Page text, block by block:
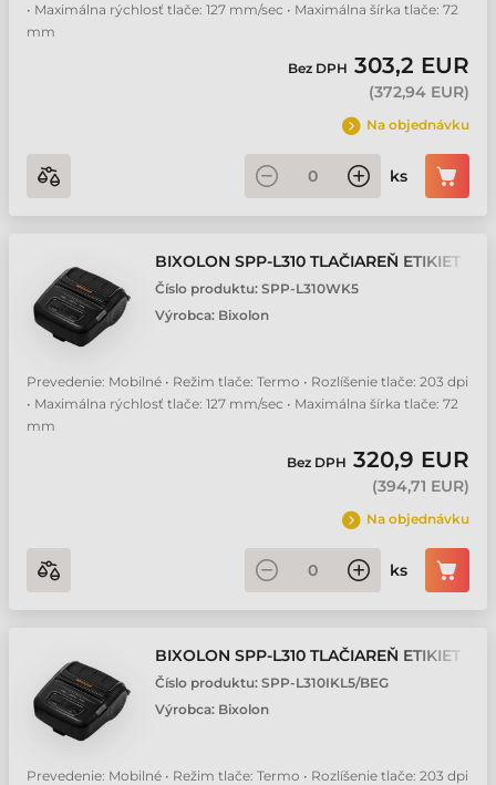
• Maximálna rýchlosť tlače: 127 mm/sec • Maximálna šírka tlače: 72
mm
Bez DPH 303,2 EUR
(372,94 EUR)
Na objednávku
ks
BIXOLON SPP-L310 TLAČIAREŇ ETIKIET
Číslo produktu: SPP-L310WK5
Výrobca: Bixolon
Prevedenie: Mobilné • Režim tlače: Termo • Rozlíšenie tlače: 203 dpi
• Maximálna rýchlosť tlače: 127 mm/sec • Maximálna šírka tlače: 72
mm
Bez DPH 320,9 EUR
(394,71 EUR)
Na objednávku
ks
BIXOLON SPP-L310 TLAČIAREŇ ETIKIET
Číslo produktu: SPP-L310IKL5/BEG
Výrobca: Bixolon
Prevedenie: Mobilné • Režim tlače: Termo • Rozlíšenie tlače: 203 dpi